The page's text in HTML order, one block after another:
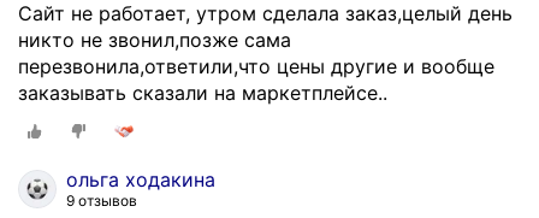
Сайт не работает, утром сделала заказ,целый день
никто не звонил,позже сама
перезвонила,ответили,что цены другие и вообще
заказывать сказали на маркетплейсе..
ольга ходакина
9 отзывов